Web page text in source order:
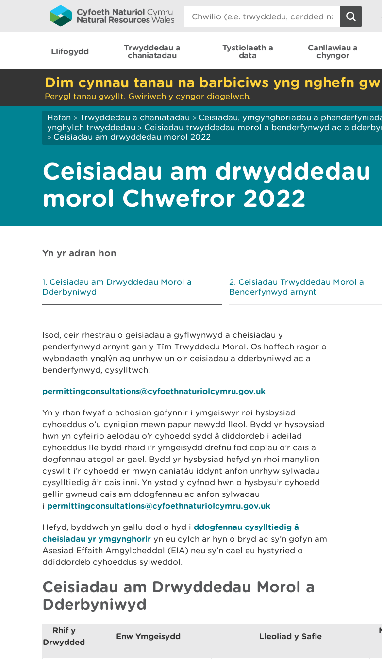
Search:
Llifogydd
Trwyddedau a
chaniatadau
Tystiolaeth a
data
Canllawiau a
chyngor
Dim cynnau tanau na barbiciws yng nghefn
Perygl tanau gwyllt. Gwiriwch y cyngor diogelwch.
Hafan > Trwyddedau a chaniatadau > Ceisiadau, ymgynghoriadau a
ynghylch trwyddedau > Ceisiadau trwyddedau morol a benderfynwyd ac a
> Ceisiadau am drwyddedau morol 2022
Ceisiadau am drwyddedau
morol Chwefror 2022
Yn yr adran hon
Ceisiadau am Drwyddedau Morol a
Dderbyniwyd
Ceisiadau Trwyddedau Morol a
Benderfynwyd arnynt
Isod, ceir rhestrau o geisiadau a gyflwynwyd a cheisiadau y
penderfynwyd arnynt gan y Tîm Trwyddedu Morol. Os hoffech ragor o
wybodaeth ynglŷn ag unrhyw un o’r ceisiadau a dderbyniwyd ac a
benderfynwyd, cysylltwch:
permittingconsultations@cyfoethnaturiolcymru.gov.uk
Yn y rhan fwyaf o achosion gofynnir i ymgeiswyr roi hysbysiad
cyhoeddus o’u cynigion mewn papur newydd lleol. Bydd yr hysbysiad
hwn yn cyfeirio aelodau o’r cyhoedd sydd â diddordeb i adeilad
cyhoeddus lle bydd rhaid i’r ymgeisydd drefnu fod copïau o’r cais a
dogfennau ategol ar gael. Bydd yr hysbysiad hefyd yn rhoi manylion
cyswllt i’r cyhoedd er mwyn caniatáu iddynt anfon unrhyw sylwadau
cysylltiedig â’r cais inni. Yn ystod y cyfnod hwn o hysbysu’r cyhoedd
gellir gwneud cais am ddogfennau ac anfon sylwadau
i permittingconsultations@cyfoethnaturiolcymru.gov.uk
Hefyd, byddwch yn gallu dod o hyd i ddogfennau cysylltiedig â
cheisiadau yr ymgynghorir yn eu cylch ar hyn o bryd ac sy’n gofyn am
Asesiad Effaith Amgylcheddol (EIA) neu sy’n cael eu hystyried o
ddiddordeb cyhoeddus sylweddol.
Ceisiadau am Drwyddedau Morol a
Dderbyniwyd
Rhif y
Drwydded
Enw Ymgeisydd Lleoliad y Safle